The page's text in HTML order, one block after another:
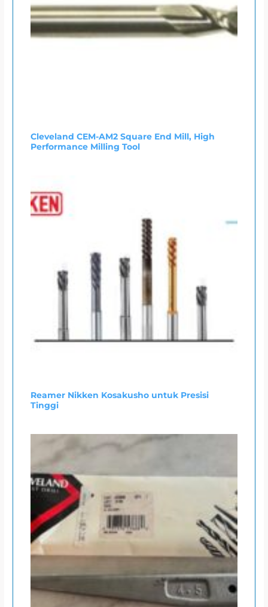
Cleveland CEM-AM2 Square End Mill, High
Performance Milling Tool
Reamer Nikken Kosakusho untuk Presisi
Tinggi